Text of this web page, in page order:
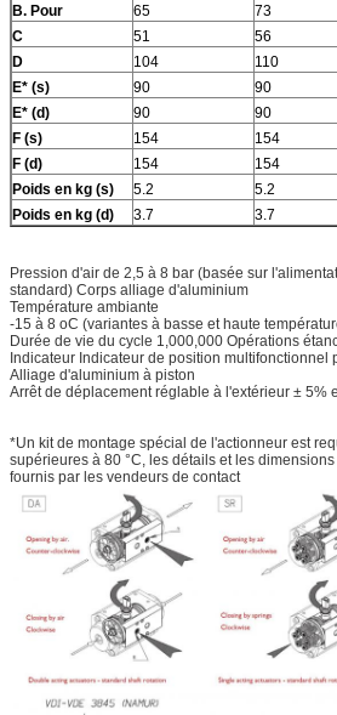
B. Pour
65 73
C
51 56
D
104 110
E* (s)
90 90
E* (d)
90 90
F (s)
154 154
F (d)
154 154
Poids en kg (s)
5.2 5.2
Poids en kg (d)
3.7 3.7
Pression d'air de 2,5 à 8 bar (basée sur
standard) Corps alliage d'aluminium
Température ambiante
-15 à 8 oC (variantes à basse et haute
Durée de vie du cycle 1,000,000 Opérations
Indicateur Indicateur de position multifonctionnel
Alliage d'aluminium à piston
Arrêt de déplacement réglable à l'extérieur ± 5%
*Un kit de montage spécial de l'actionneur est
supérieures à 80 °C, les détails et les
fournis par les vendeurs de contact